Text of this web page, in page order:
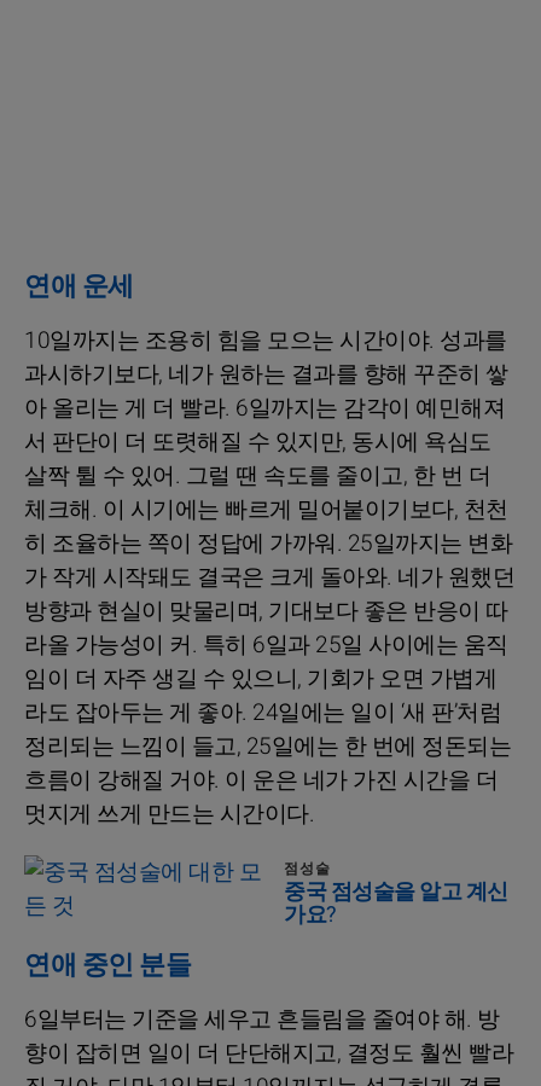
연애 운세
10일까지는 조용히 힘을 모으는 시간이야. 성과를
과시하기보다, 네가 원하는 결과를 향해 꾸준히 쌓
아 올리는 게 더 빨라. 6일까지는 감각이 예민해져
서 판단이 더 또렷해질 수 있지만, 동시에 욕심도
살짝 튈 수 있어. 그럴 땐 속도를 줄이고, 한 번 더
체크해. 이 시기에는 빠르게 밀어붙이기보다, 천천
히 조율하는 쪽이 정답에 가까워. 25일까지는 변화
가 작게 시작돼도 결국은 크게 돌아와. 네가 원했던
방향과 현실이 맞물리며, 기대보다 좋은 반응이 따
라올 가능성이 커. 특히 6일과 25일 사이에는 움직
임이 더 자주 생길 수 있으니, 기회가 오면 가볍게
라도 잡아두는 게 좋아. 24일에는 일이 ‘새 판’처럼
정리되는 느낌이 들고, 25일에는 한 번에 정돈되는
흐름이 강해질 거야. 이 운은 네가 가진 시간을 더
멋지게 쓰게 만드는 시간이다.
점성술
중국 점성술을 알고 계신
가요?
연애 중인 분들
6일부터는 기준을 세우고 흔들림을 줄여야 해. 방
향이 잡히면 일이 더 단단해지고, 결정도 훨씬 빨라